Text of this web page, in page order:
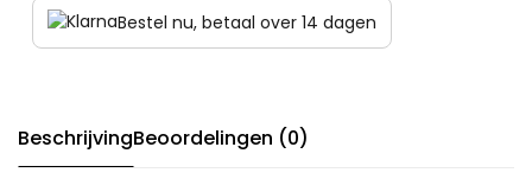
Bestel nu, betaal over 14 dagen
BeschrijvingBeoordelingen (0)